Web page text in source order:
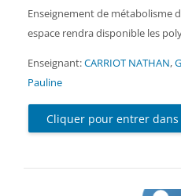
Enseignement de métabolisme
espace rendra disponible les
Enseignant:CARRIOT NATHAN,
Pauline
Cliquer pour entrer dans